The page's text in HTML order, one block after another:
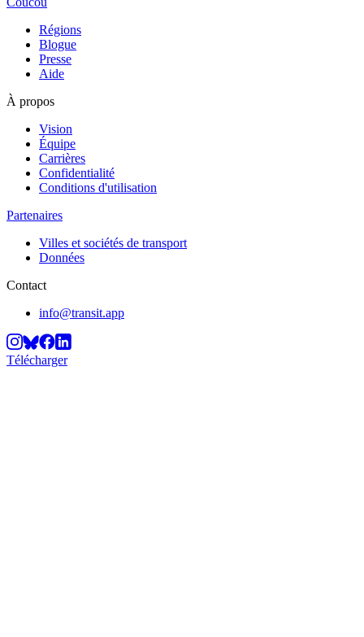
Régions
Blogue
Presse
Aide
À propos
Vision
Équipe
Carrières
Confidentialité
Conditions d'utilisation
Partenaires
Villes et sociétés de transport
Données
Contact
info@transit.app
Télécharger